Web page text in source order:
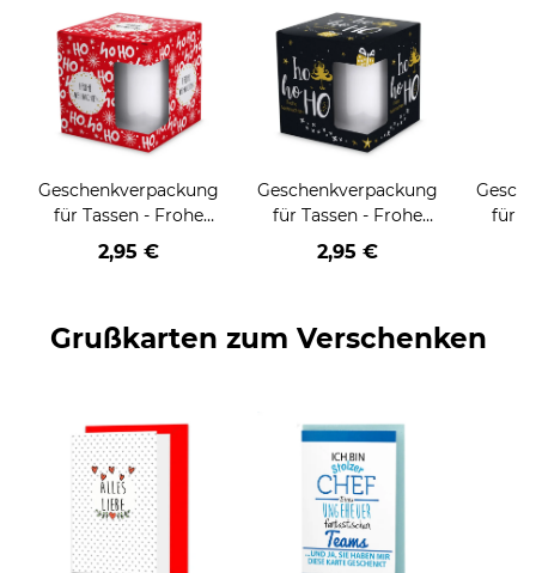
Geschenkverpackung
für Tassen - Frohe
Weihnachten - HO
HO HO - rot
2,95 €
Geschenkverpackung
für Tassen - Frohe
Weihnachten - HO
HO HO - schwarz
2,95 €
für
Grußkarten zum Verschenken